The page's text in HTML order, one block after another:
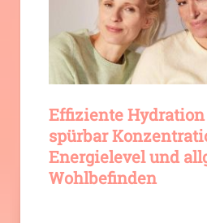
Effiziente
spürbar
Energielevel und
Wohlbefinden